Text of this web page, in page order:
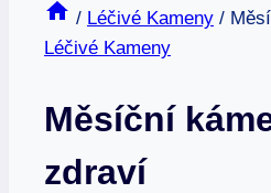
/ Léčivé Kameny /
Léčivé Kameny
Měsíční
zdraví